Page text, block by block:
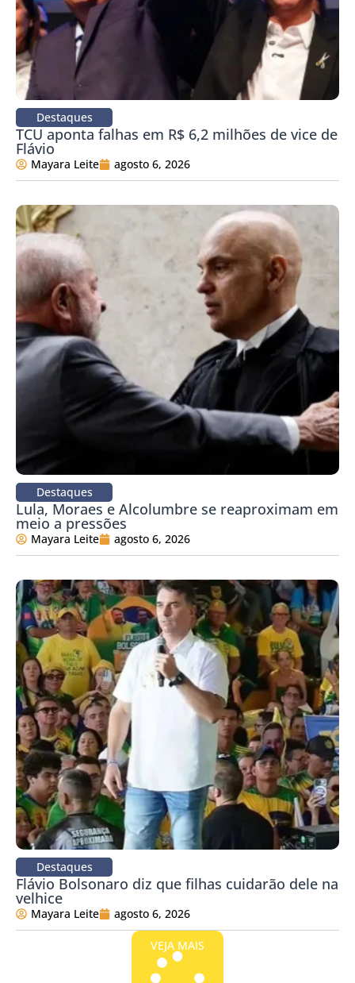
Destaques
TCU aponta falhas em R$ 6,2 milhões de vice de
Flávio
Mayara Leite agosto 6, 2026
Destaques
Lula, Moraes e Alcolumbre se reaproximam em
meio a pressões
Mayara Leite agosto 6, 2026
Destaques
Flávio Bolsonaro diz que filhas cuidarão dele na
velhice
Mayara Leite agosto 6, 2026
VEJA MAIS